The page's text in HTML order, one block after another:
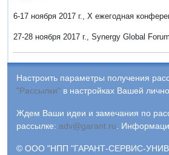
6-17 ноября 2017 г., X ежегодная
27-28 ноября 2017 г., Synergy Global
Настроить параметры получения
"Рассылки" в настройках Вашей
Ждем Ваши идеи и замечания по
рассылке: adv@garant.ru
© ООО "НПП "ГАРАНТ-СЕРВИС-